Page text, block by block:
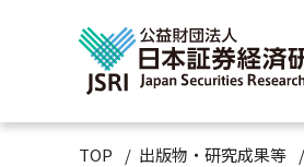
TOP 出版物・研究成果等